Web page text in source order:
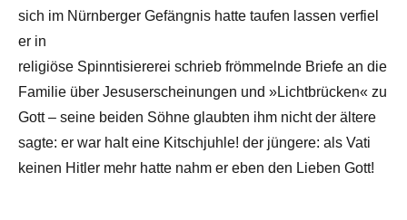
sich im Nürnberger Gefängnis hatte taufen lassen verfiel
er in
religiöse Spinntisiererei schrieb frömmelnde Briefe an die
Familie über Jesuserscheinungen und »Lichtbrücken« zu
Gott – seine beiden Söhne glaubten ihm nicht der ältere
sagte: er war halt eine Kitschjuhle! der jüngere: als Vati
keinen Hitler mehr hatte nahm er eben den Lieben Gott!